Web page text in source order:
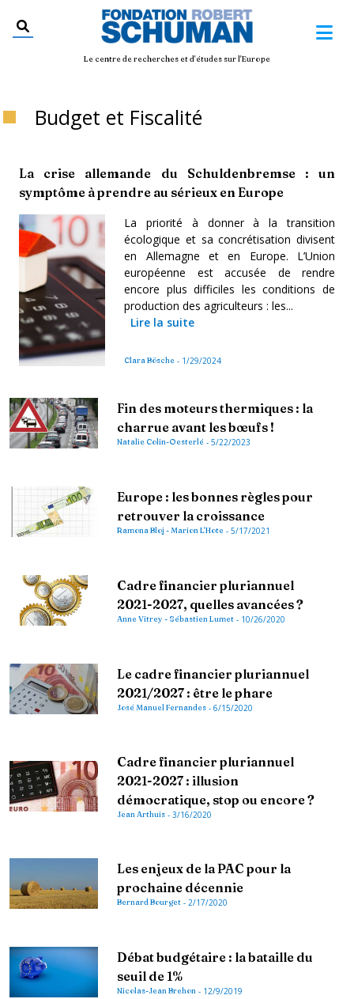
Le centre de recherches et d'études sur l'Europe
Budget et Fiscalité
La crise allemande du Schuldenbremse : un
symptôme à prendre au sérieux en Europe
La priorité à donner à la transition
écologique et sa concrétisation divisent
en Allemagne et en Europe. L’Union
européenne est accusée de rendre
encore plus difficiles lesconditions de
production des agriculteurs : les...
Lire la suite
Clara Bösche - 1/29/2024
Fin des moteurs thermiques : la
charrue avant les bœufs !
Natalie Colin-Oesterlé - 5/22/2023
Europe : les bonnes règles pour
retrouver la croissance
Ramona Bloj - Marion L'Hote - 5/17/2021
Cadre financier pluriannuel
2021-2027, quelles avancées ?
Anne Vitrey - Sébastien Lumet - 10/26/2020
Le cadre financier pluriannuel
2021/2027 : être le phare
José Manuel Fernandes - 6/15/2020
Cadre financier pluriannuel
2021-2027 : illusion
démocratique, stop ou encore ?
Jean Arthuis - 3/16/2020
Les enjeux de la PAC pour la
prochaine décennie
Bernard Bourget - 2/17/2020
Débat budgétaire : la bataille du
seuil de 1%
Nicolas-Jean Brehon - 12/9/2019